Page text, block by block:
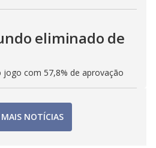
eliminado de
com 57,8% de aprovação
MAIS NOTÍCIAS